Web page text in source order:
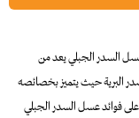
السدر الجبلي يعد من
البرية حيث يتميز بخصائصه
على فوائد عسل السدر الجبلي